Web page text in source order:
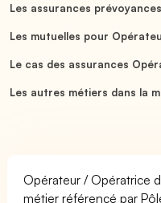
Les assurances
Les mutuelles pour
Le cas des assurances
Les autres métiers dans la
Opérateur / Opératrice
métier référencé par